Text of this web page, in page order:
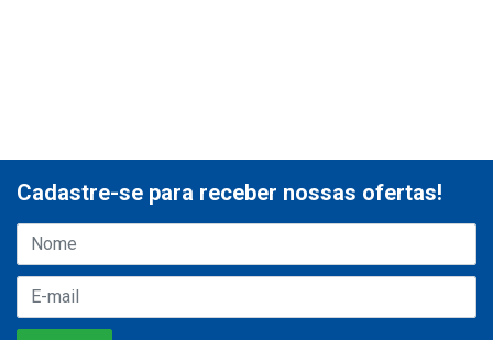
Cadastre-se para receber nossas ofertas!